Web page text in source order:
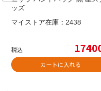
ッズ
マイストア在庫： 2438
税込
カートに入れる